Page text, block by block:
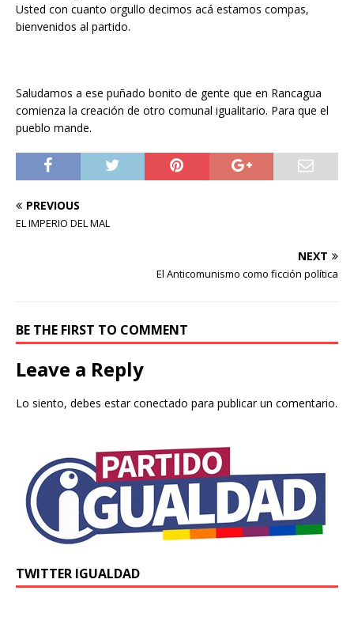
Usted con cuanto orgullo decimos acá estamos compas,
bienvenidos al partido.
Saludamos a ese puñado bonito de gente que en Rancagua
comienza la creación de otro comunal igualitario. Para que el
pueblo mande.
PREVIOUS
EL IMPERIO DEL MAL
NEXT
El Anticomunismo como ficción política
BE THE FIRST TO COMMENT
Leave a Reply
Lo siento, debes estarconectado para publicar un comentario.
TWITTER IGUALDAD